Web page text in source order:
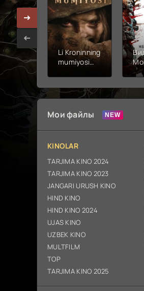
Li Kroninning
mumiyosi
tarjima HD
skachat
Мои файлы
KINOLAR
TARJIMA KINO 2024
TARJIMA KINO 2023
JANGARI URUSH KINO
HIND KINO
HIND KINO 2024
UJAS KINO
UZBEK KINO
MULTFILM
TOP
TARJIMA KINO 2025